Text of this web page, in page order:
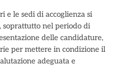
e le sedi di accoglienza si
nel periodo di
delle candidature,
per mettere in condizione il
adeguata e